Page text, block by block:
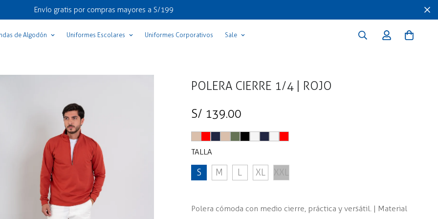
Envío gratis por compras mayores a S/199
de Algodón Uniformes Escolares Uniformes Corporativos Sale
POLERA CIERRE 1/4 | ROJO
Precio
S/ 139.00
TALLA
S M L XL XXL
Polera cómoda con medio cierre, práctica y versátil. | Material